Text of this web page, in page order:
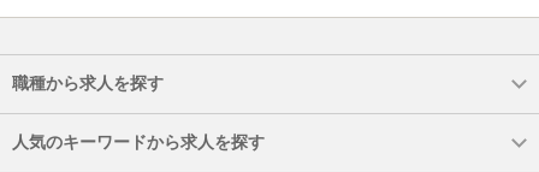
職種から求人を探す
人気のキーワードから求人を探す